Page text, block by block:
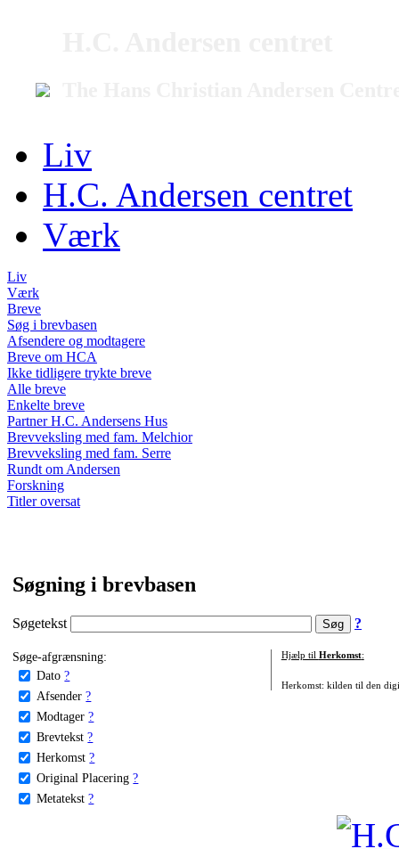
Liv
H.C. Andersen centret
Værk
Liv
Værk
Breve
Søg i brevbasen
Afsendere og modtagere
Breve om HCA
Ikke tidligere trykte breve
Alle breve
Enkelte breve
Partner H.C. Andersens Hus
Brevveksling med fam. Melchior
Brevveksling med fam. Serre
Rundt om Andersen
Forskning
Titler oversat
Søgning i brevbasen
Søgetekst ?
Søge-afgrænsning:
Dato ?
Afsender ?
Modtager ?
Brevtekst ?
Herkomst ?
Original Placering ?
Metatekst ?
Hjælp til Herkomst:
Herkomst: kilden til den